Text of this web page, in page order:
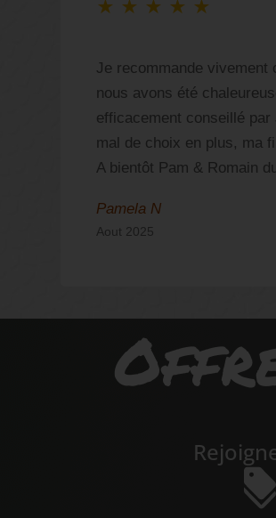
★ ★ ★ ★ ★
Je recommande vivement
nous avons été
efficacement conseillé
mal de choix en plus, ma
A bientôt Pam & Romain
Pamela N
Aout 2025